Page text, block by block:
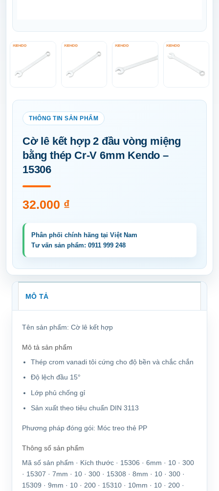
Cờ lê kết hợp 2 đầu vòng miệng
bằng thép Cr-V 6mm Kendo –
15306
32.000 ₫
MÔ TẢ
Tên sản phẩm: Cờ lê kết hợp
Mô tả sản phẩm
Thép crom vanadi tôi cứng cho độ bền và chắc chắn
Độ lệch đầu 15°
Lớp phủ chống gỉ
Sản xuất theo tiêu chuẩn DIN 3113
Phương pháp đóng gói: Móc treo thẻ PP
Thông số sản phẩm
Mã số sản phẩm · Kích thước · 15306 · 6mm · 10 · 300
· 15307 · 7mm · 10 · 300 · 15308 · 8mm · 10 · 300 ·
15309 · 9mm · 10 · 200 · 15310 · 10mm · 10 · 200 ·